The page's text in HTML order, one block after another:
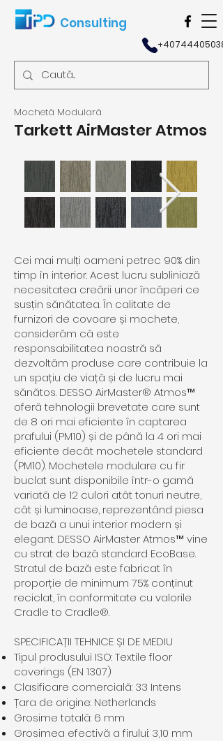
Consulting
+40744405038
Mochetă Modulară
Tarkett AirMaster Atmos
Cei mai mulți oameni petrec 90% din
timp în interior. Acest lucru subliniază
necesitatea creării unor încăperi ce
susțin sănătatea. În calitate de
furnizori de covoare și mochete,
considerăm că este
responsabilitatea noastră să
dezvoltăm produse care contribuie la
un spațiu de viață și de lucru mai
sănătos. DESSO AirMaster® Atmos™
oferă tehnologii brevetate care sunt
de 8 ori mai eficiente în captarea
prafului (PM10) și de până la 4 ori mai
eficiente decât mochetele standard
(PM10). Mochetele modulare cu fir
buclat sunt disponibile într-o gamă
variată de 12 culori atât tonuri neutre,
cât și luminoase, reprezentând piesa
de bază a unui interior modern și
elegant. DESSO AirMaster Atmos™ vine
cu strat de bază standard EcoBase.
Stratul de bază este fabricat în
proporție de minimum 75% conținut
reciclat, în conformitate cu valorile
Cradle to Cradle®.
SPECIFICAȚII TEHNICE ȘI DE MEDIU
Tipul produsului ISO: Textile floor
coverings (EN 1307)
Clasificare comercială: 33 Intens
Țara de origine: Netherlands
Grosime totală: 6 mm
Grosimea efectivă a firului: 3,10 mm